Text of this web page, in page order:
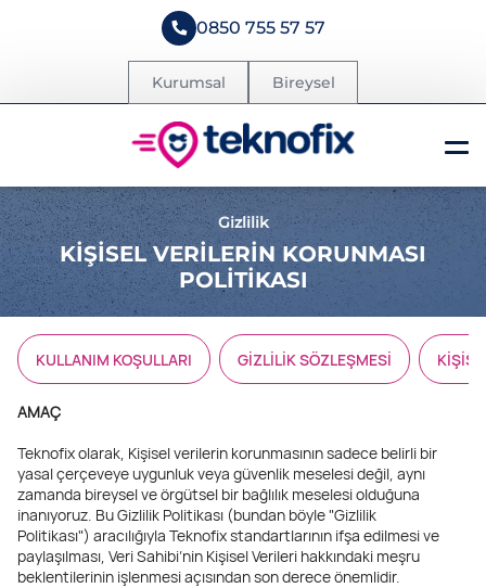
0850 755 57 57
Kurumsal Bireysel
Gizlilik
KİŞİSEL VERİLERİN KORUNMASI
POLİTİKASI
KULLANIM KOŞULLARI GİZLİLİK SÖZLEŞMESİ
AMAÇ
Teknofix olarak, Kişisel verilerin korunmasının sadece belirli bir
yasal çerçeveye uygunluk veya güvenlik meselesi değil, aynı
zamanda bireysel ve örgütsel bir bağlılık meselesi olduğuna
inanıyoruz. Bu Gizlilik Politikası (bundan böyle "Gizlilik
Politikası") aracılığıyla Teknofix standartlarının ifşa edilmesi ve
paylaşılması, Veri Sahibi’nin Kişisel Verileri hakkındaki meşru
beklentilerinin işlenmesi açısından son derece önemlidir.